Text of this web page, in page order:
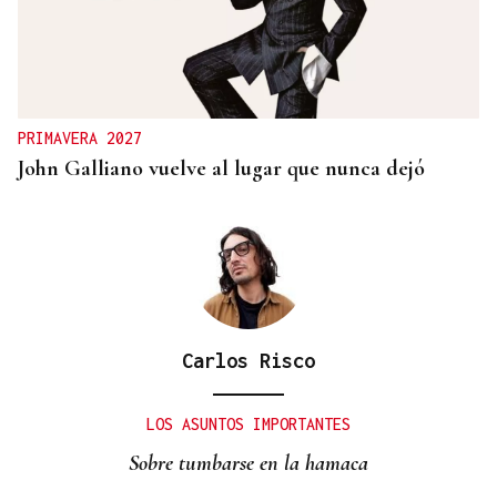
PRIMAVERA 2027
John Galliano vuelve al lugar que nunca dejó
Carlos Risco
LOS ASUNTOS IMPORTANTES
Sobre tumbarse en la hamaca